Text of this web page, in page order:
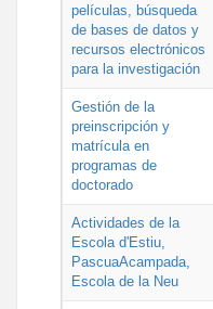
películas, búsqueda
de bases de datos y
recursos electrónicos
para la investigación
Gestión de la
preinscripción y
matrícula en
programas de
doctorado
Actividades de la
Escola d'Estiu,
PascuaAcampada,
Escola de la Neu